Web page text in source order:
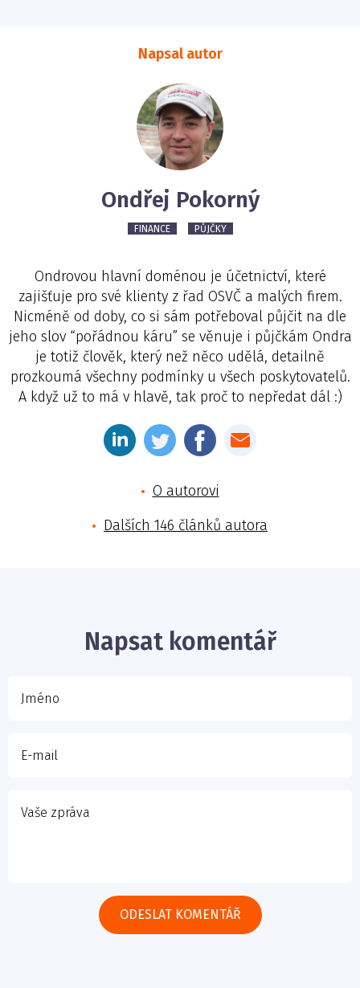
Napsal autor
Ondřej Pokorný
FINANCE PŮJČKY
Ondrovou hlavní doménou je účetnictví, které
zajišťuje pro své klienty z řad OSVČ a malých firem.
Nicméně od doby, co si sám potřeboval půjčit na dle
jeho slov “pořádnou káru” se věnuje i půjčkám Ondra
je totiž člověk, který než něco udělá, detailně
prozkoumá všechny podmínky u všech poskytovatelů.
A když už to má v hlavě, tak proč to nepředat dál :)
O autorovi
Dalších 146 článků autora
Napsat komentář